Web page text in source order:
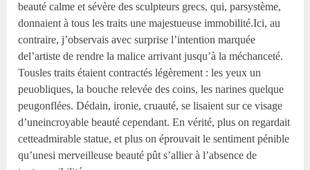
beauté calme et sévère des sculpteurs grecs, qui, parsystème,
donnaient à tous les traits une majestueuse immobilité.Ici, au
contraire, j’observais avec surprise l’intention marquée
del’artiste de rendre la malice arrivant jusqu’à la méchanceté.
Tousles traits étaient contractés légèrement : les yeux un
peuobliques, la bouche relevée des coins, les narines quelque
peugonflées. Dédain, ironie, cruauté, se lisaient sur ce visage
d’uneincroyable beauté cependant. En vérité, plus on regardait
cetteadmirable statue, et plus on éprouvait le sentiment pénible
qu’unesi merveilleuse beauté pût s’allier à l’absence de